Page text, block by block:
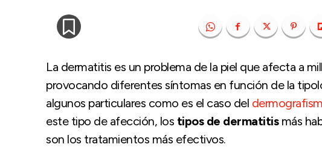
La dermatitis es un problema de la piel que afecta a
provocando diferentes síntomas en función de la
algunos particulares como es el caso del
este tipo de afección, los tipos de dermatitismás
son los tratamientos más efectivos.